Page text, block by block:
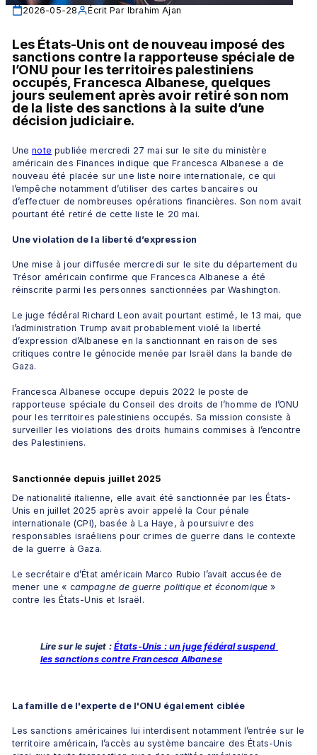
2026-05-28 Écrit Par Ibrahim Ajan
Les États-Unis ont de nouveau imposé des
sanctions contre la rapporteuse spéciale de
l’ONU pour les territoires palestiniens
occupés, Francesca Albanese, quelques
jours seulement après avoir retiré son nom
de la liste des sanctions à la suite d’une
décision judiciaire.
Une note publiée mercredi 27 mai sur le site du ministère
américain des Finances indique que Francesca Albanese a de
nouveau été placée sur une liste noire internationale, ce qui
l’empêche notamment d’utiliser des cartes bancaires ou
d’effectuer de nombreuses opérations financières. Son nom avait
pourtant été retiré de cette liste le 20 mai.
Une violation de la liberté d’expression
Une mise à jour diffusée mercredi sur le site du département du
Trésor américain confirme que Francesca Albanese a été
réinscrite parmi les personnes sanctionnées par Washington.
Le juge fédéral Richard Leon avait pourtant estimé, le 13 mai, que
l’administration Trump avait probablement violé la liberté
d’expression d’Albanese en la sanctionnant en raison de ses
critiques contre le génocide menée par Israël dans la bande de
Gaza.
Francesca Albanese occupe depuis 2022 le poste de
rapporteuse spéciale du Conseil des droits de l’homme de l’ONU
pour les territoires palestiniens occupés. Sa mission consiste à
surveiller les violations des droits humains commises à l’encontre
des Palestiniens.
Sanctionnée depuis juillet 2025
De nationalité italienne, elle avait été sanctionnée par les États-
Unis en juillet 2025 après avoir appelé la Cour pénale
internationale (CPI), basée à La Haye, à poursuivre des
responsables israéliens pour crimes de guerre dans le contexte
de la guerre à Gaza.
Le secrétaire d’État américain Marco Rubio l’avait accusée de
mener une « campagne de guerre politique et économique »
contre les États-Unis et Israël.
Lire sur le sujet : États-Unis : un juge fédéral suspend
les sanctions contre Francesca Albanese
La famille de l'experte de l'ONU également ciblée
Les sanctions américaines lui interdisent notamment l’entrée sur le
territoire américain, l’accès au système bancaire des États-Unis